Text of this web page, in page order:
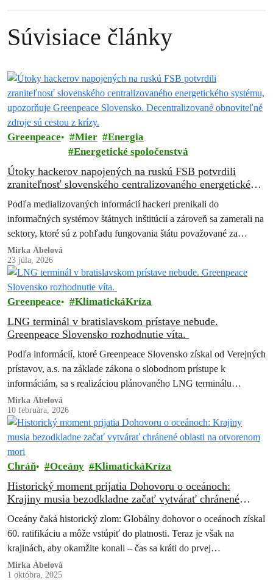
Súvisiace články
Greenpeace Mier
Energia
Energetické spoločenstvá
Útoky hackerov napojených na ruskú FSB potvrdili
zraniteľnosť slovenského centralizovaného energetického
systému, upozorňuje Greenpeace Slovensko.
Decentralizované obnoviteľné zdroje sú cestou z krízy.
Podľa medializovaných informácií hackeri prenikali do
informačných systémov štátnych inštitúcií a zároveň sa zamerali na
sektory, ktoré sú z pohľadu fungovania štátu považované za
kritické. Išlo najmä o energetiku, obranný…
Mirka Ábelová
23 júla, 2026
Greenpeace KlimatickáKríza
LNG terminál v bratislavskom prístave nebude.
Greenpeace Slovensko rozhodnutie víta.
Podľa informácií, ktoré Greenpeace Slovensko získal od Verejných
prístavov, a.s. na základe zákona o slobodnom prístupe k
informáciám, sa s realizáciou plánovaného LNG terminálu
nepočíta. Greenpeace Slovensko, ktorý proti projektu…
Mirka Ábelová
10 februára, 2026
Chráň Oceány KlimatickáKríza
Historický moment prijatia Dohovoru o oceánoch:
Krajiny musia bezodkladne začať vytvárať chránené
oblasti na otvorenom mori
Oceány čaká historický zlom: Globálny dohovor o oceánoch získal
60. ratifikáciu a môže vstúpiť do platnosti. Teraz je však na
krajinách, aby okamžite konali – čas sa kráti do prvej…
Mirka Ábelová
1 októbra, 2025